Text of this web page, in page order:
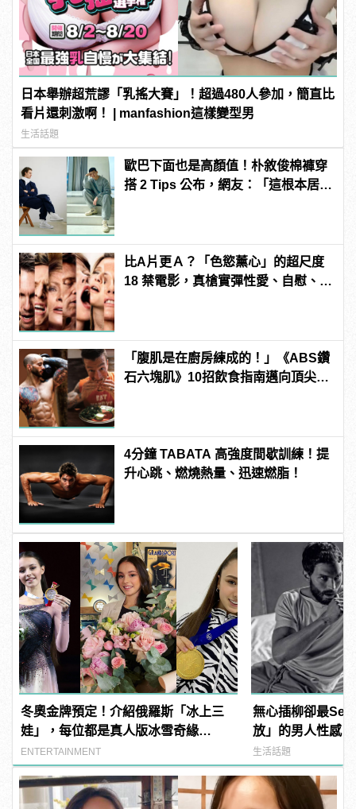
日本舉辦超荒謬「乳搖大賽」！超過480人參加，簡直比
看片還刺激啊！ | manfashion這樣變型男
生活話題
歐巴下面也是高顏值！朴敘俊棉褲穿
搭 2 Tips 公布，網友：「這根本居家
比A片更Ａ？「色慾薰心」的超尺度
18 禁電影，真槍實彈性愛、自慰、
「腹肌是在廚房練成的！」《ABS鑽
石六塊肌》10招飲食指南邁向頂尖腹
4分鐘 TABATA 高強度間歇訓練！提
升心跳、燃燒熱量、迅速燃脂！
冬奧金牌預定！介紹俄羅斯「冰上三
娃」，每位都是真人版冰雪奇緣
Elsa！ | manfashion這樣變型男
ENTERTAINMENT
無心插柳卻最
放」的男人性感
manfashion這樣
生活話題